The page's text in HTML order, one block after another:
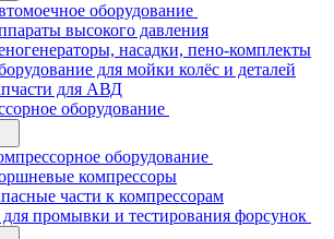
оборудование
высокого давления
насадки, пено-комплекты
для мойки колёс и деталей
для АВД
оборудование
оборудование
компрессоры
части к компрессорам
промывки и тестирования форсунок